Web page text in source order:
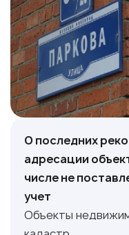
О последних
адресации
числе не
учет
Объекты